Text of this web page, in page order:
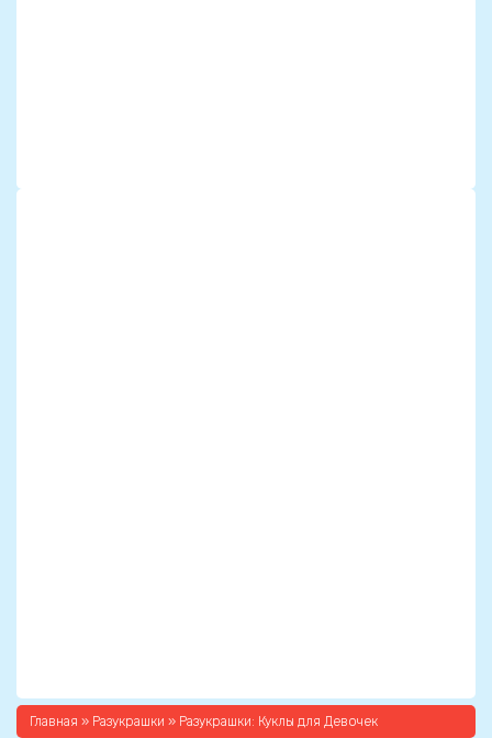
Главная » Разукрашки » Разукрашки: Куклы для Девочек